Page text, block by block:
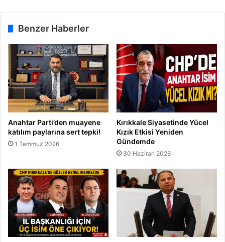
Benzer Haberler
Anahtar Parti’den muayene
katılım paylarına sert tepki!
1 Temmuz 2026
Kırıkkale Siyasetinde Yücel
Kızık Etkisi Yeniden
Gündemde
30 Haziran 2026